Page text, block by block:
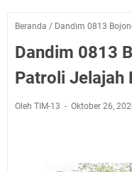
Beranda / Dandim 0813
Dandim 0813
Patroli Jelajah
Oleh TIM-13 Oktober 26,